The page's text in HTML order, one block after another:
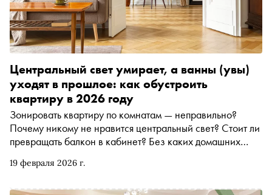
19 февраля 2026 г.
Центральный свет умирает, а ванны (увы)
уходят в прошлое: как обустроить
квартиру в 2026 году
Зонировать квартиру по комнатам — неправильно?
Почему никому не нравится центральный свет? Стоит ли
превращать балкон в кабинет? Без каких домашних
И главное: неужели ванны уходят в прошлое? (спойлер: